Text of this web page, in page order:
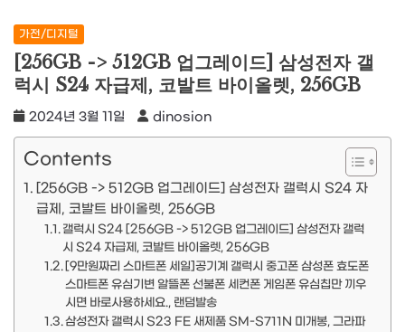
가전/디지털
[256GB -> 512GB 업그레이드] 삼성전자 갤
럭시 S24 자급제, 코발트 바이올렛, 256GB
2024년 3월 11일 dinosion
Contents
[256GB -> 512GB 업그레이드] 삼성전자 갤럭시 S24 자
급제, 코발트 바이올렛, 256GB
갤럭시 S24 [256GB -> 512GB 업그레이드] 삼성전자 갤럭
시 S24 자급제, 코발트 바이올렛, 256GB
[9만원짜리 스마트폰 세일]공기계 갤럭시 중고폰 삼성폰 효도폰
스마트폰 유심기변 알뜰폰 선불폰 세컨폰 게임폰 유심칩만 끼우
시면 바로사용하세요., 랜덤발송
삼성전자 갤럭시 S23 FE 새제품 SM-S711N 미개봉, 그라파